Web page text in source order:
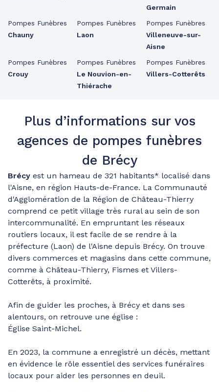
Pompes Funèbres
Chauny
Pompes Funèbres
Crouy
Pompes Funèbres
Laon
Pompes Funèbres
Le Nouvion-en-
Thiérache
Germain
Pompes Funèbres
Villeneuve-sur-
Aisne
Pompes Funèbres
Villers-Cotterêts
Plus d’informations sur vos
agences de pompes funèbres
de Brécy
Brécy est un hameau de 321 habitants* localisé dans
l'Aisne, en région Hauts-de-France. La Communauté
d'Agglomération de la Région de Château-Thierry
comprend ce petit village très rural au sein de son
intercommunalité. En empruntant les réseaux
routiers locaux, il est facile de se rendre à la
préfecture (Laon) de l'Aisne depuis Brécy. On trouve
divers commerces et magasins dans cette commune,
comme à Château-Thierry, Fismes et Villers-
Cotterêts, à proximité.
Afin de guider les proches, à Brécy et dans ses
alentours, on retrouve une église :
Église Saint-Michel.
En 2023, la commune a enregistré un décès, mettant
en évidence le rôle essentiel des services funéraires
locaux pour aider les personnes en deuil.